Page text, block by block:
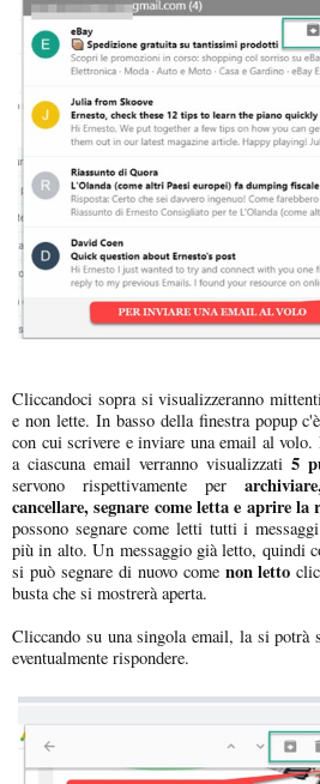
Cliccandoci sopra si visualizzeranno
e non lette. In basso della finestra popup
con cui scrivere e inviare una email al volo.
a ciascuna email verranno visualizzati 5
servono rispettivamente per
cancellare, segnare come letta e aprire
possono segnare come letti tutti i
più in alto. Un messaggio già letto, quindi
si può segnare di nuovo come non letto
busta che si mostrerà aperta.
Cliccando su una singola email, la si potrà
eventualmente rispondere.